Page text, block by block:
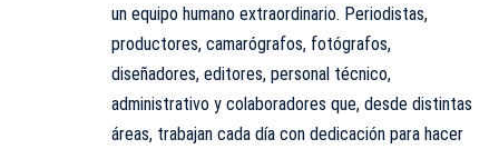
un equipo humano extraordinario. Periodistas,
productores, camarógrafos, fotógrafos,
diseñadores, editores, personal técnico,
administrativo y colaboradores que, desde distintas
áreas, trabajan cada día con dedicación para hacer